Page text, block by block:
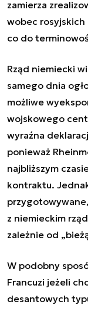
zamierza
wobec
co do
Rząd niemiecki
samego dnia
możliwe
wojskowego
wyraźna
ponieważ
najbliższym
kontraktu.
z niemieckim
zależnie od
W podobny
Francuzi jeżeli
desantowych